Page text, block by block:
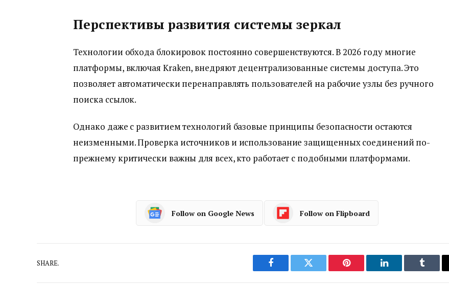
Перспективы развития системы зеркал
Технологии обхода блокировок постоянно совершенствуются. В 2026 году многие
платформы, включая Kraken, внедряют децентрализованные системы доступа. Это
позволяет автоматически перенаправлять пользователей на рабочие узлы без ручного
поиска ссылок.
Однако даже с развитием технологий базовые принципы безопасности остаются
неизменными. Проверка источников и использование защищенных соединений по-
прежнему критически важны для всех, кто работает с подобными платформами.
Follow on Google News Follow on Flipboard
SHARE.
Facebook Twitter Pinterest LinkedIn Tumblr